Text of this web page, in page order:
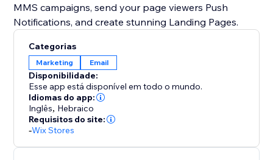
MMS campaigns, send your page viewers Push
Categorias
Marketing Email
Disponibilidade:
Esse app está disponível em todo o mundo.
Idiomas do app:
Inglês, Hebraico
Requisitos do site:
-Wix Stores